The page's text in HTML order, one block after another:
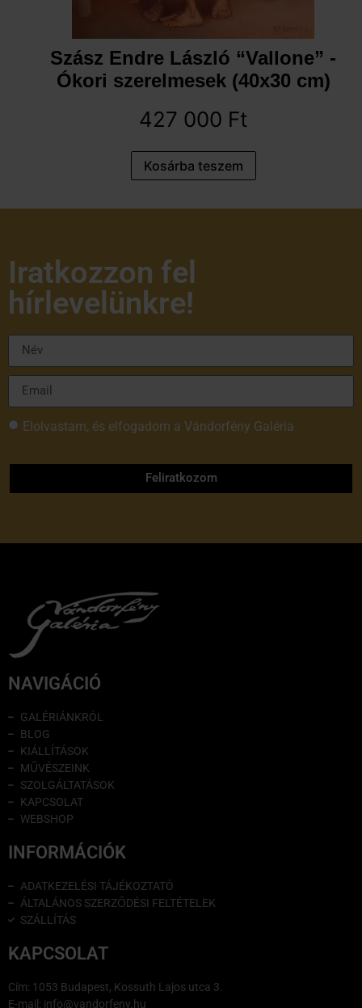
Szász Endre László “Vallone” -
Ókori szerelmesek (40x30 cm)
427 000 Ft
Kosárba teszem
Iratkozzon fel
hírlevelünkre!
Elolvastam, és elfogadom a Vándorfény Galéria
Feliratkozom
NAVIGÁCIÓ
GALÉRIÁNKRÓL
BLOG
KIÁLLÍTÁSOK
MŰVÉSZEINK
SZOLGÁLTATÁSOK
KAPCSOLAT
WEBSHOP
INFORMÁCIÓK
ADATKEZELÉSI TÁJÉKOZTATÓ
ÁLTALÁNOS SZERZŐDÉSI FELTÉTELEK
SZÁLLÍTÁS
KAPCSOLAT
Cím: 1053 Budapest, Kossuth Lajos utca 3.
E-mail: info@vandorfeny.hu